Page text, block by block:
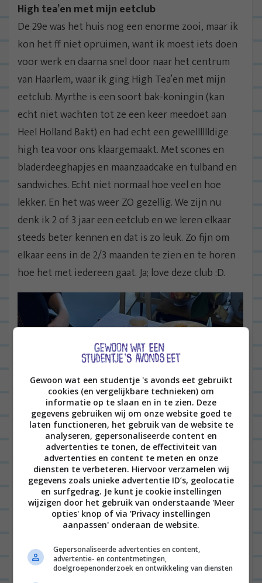
High tea’en met mijn eetclub
De 29e was het huis nog een enorme zooi, maar ik
kon het ff niet opruimen, want ik moest iets doen
voor werk en daarna snel door naar het centrum
van Haarlem, waar ik ging High Tea’en met mijn
eetclub. Myrthe is een soort bak-koningin (kan
echt niet wachten tot ze een keer meedoet aan
Heel Holland Bakt) en had echt een gewelllllldige
high tea voor ons klaargemaakt. Met scones en
bladerdeeghapjes en maanzaadcake en tulband en
sandwiches. Echt niet normaal hoe veel en hoe
lekker. En het was weer ZO gezellig. We zijn nu
denk ik 2 of 3 jaar een eetclub en we leren elkaar
steeds beter kennen en dat is zo leuk. Zo fijn om
elkaar eens in de 2/3 maanden te zien en te horen
hoe het met iedereen gaat. Ja; love deze club :D.
Gewoon wat een studentje 's avonds eet gebruikt
cookies (en vergelijkbare technieken) om
informatie op te slaan en in te zien. Deze
gegevens gebruiken wij om onze website goed te
laten functioneren, het gebruik van de website te
analyseren, gepersonaliseerde content en
advertenties te tonen, de effectiviteit van
advertenties en content te meten en onze
diensten te verbeteren. Hiervoor verzamelen wij
gegevens zoals unieke advertentie ID’s, geolocatie
en surfgedrag. Je kunt je cookie instellingen
wijzigen door het gebruik van onderstaande 'Meer
opties' knop of via 'Privacy instellingen
aanpassen' onderaan de website.
Gepersonaliseerde advertenties en content,
advertentie- en contentmetingen,
doelgroepenonderzoek en ontwikkeling van diensten